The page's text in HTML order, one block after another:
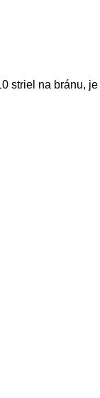
striel na bránu,